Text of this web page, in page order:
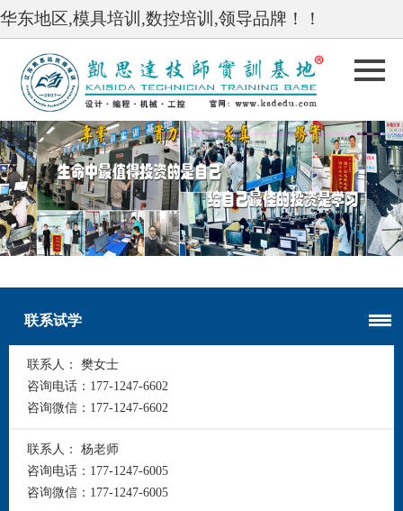
华东地区,模具培训,数控培训,领导品牌！！
undefined
undefined
联系试学
联系人：
樊女士
咨询电话： 177-1247-6602
咨询微信： 177-1247-6602
联系人：
杨老师
咨询电话： 177-1247-6005
咨询微信： 177-1247-6005